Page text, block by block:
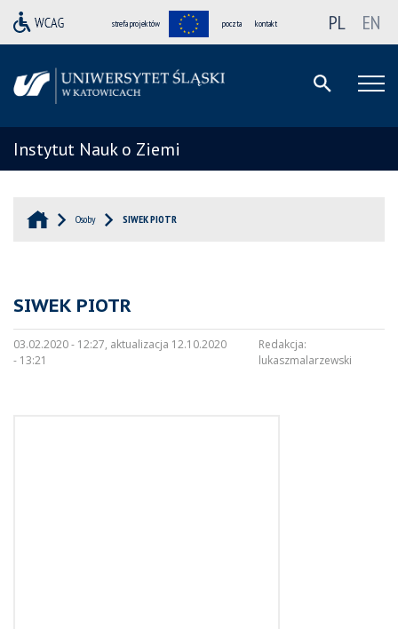
strefa projektów poczta kontakt PL EN
Instytut Nauk o Ziemi
Osoby SIWEK PIOTR
SIWEK PIOTR
03.02.2020 - 12:27, aktualizacja 12.10.2020
- 13:21
Redakcja:
lukaszmalarzewski